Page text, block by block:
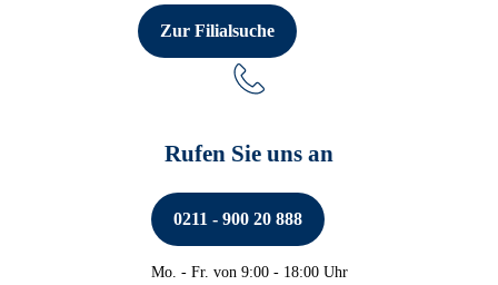
Zur Filialsuche
Rufen Sie uns an
0211 - 900 20 888
Service-Hotline
Mo. - Fr. von 9:00 - 18:00 Uhr